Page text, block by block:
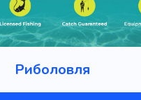
Риболовля